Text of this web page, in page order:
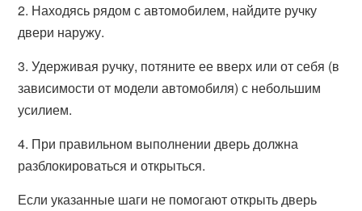
2. Находясь рядом с автомобилем, найдите ручку
двери наружу.
3. Удерживая ручку, потяните ее вверх или от себя (в
зависимости от модели автомобиля) с небольшим
усилием.
4. При правильном выполнении дверь должна
разблокироваться и открыться.
Если указанные шаги не помогают открыть дверь